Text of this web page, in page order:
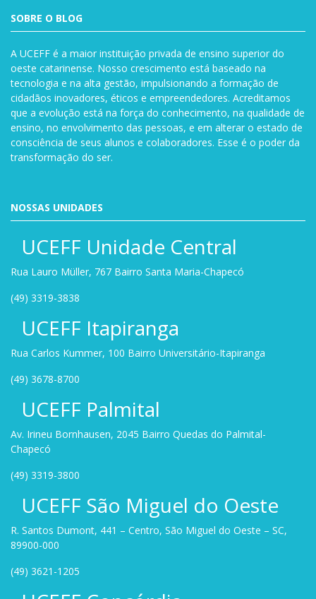
SOBRE O BLOG
A UCEFF é a maior instituição privada de ensino superior do
oeste catarinense. Nosso crescimento está baseado na
tecnologia e na alta gestão, impulsionando a formação de
cidadãos inovadores, éticos e empreendedores. Acreditamos
que a evolução está na força do conhecimento, na qualidade de
ensino, no envolvimento das pessoas, e em alterar o estado de
consciência de seus alunos e colaboradores. Esse é o poder da
transformação do ser.
NOSSAS UNIDADES
UCEFF Unidade Central
Rua Lauro Müller, 767 Bairro Santa Maria-Chapecó
(49) 3319-3838
UCEFF Itapiranga
Rua Carlos Kummer, 100 Bairro Universitário-Itapiranga
(49) 3678-8700
UCEFF Palmital
Av. Irineu Bornhausen, 2045 Bairro Quedas do Palmital-
Chapecó
(49) 3319-3800
UCEFF São Miguel do Oeste
R. Santos Dumont, 441 – Centro, São Miguel do Oeste – SC,
89900-000
(49) 3621-1205